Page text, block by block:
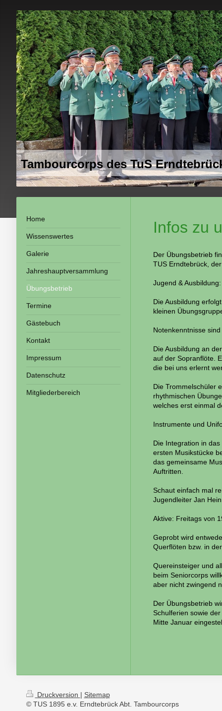
Tambourcorps des TuS
Home
Wissenswertes
Galerie
Jahreshauptversammlung
Übungsbetrieb
Termine
Gästebuch
Kontakt
Impressum
Datenschutz
Mitgliederbereich
Infos zu
Der Übungsbetrieb
TUS Erndtebrück,
Jugend &
Die Ausbildung
kleinen
Notenkenntnisse
Die Ausbildung an
auf der Sopranflöte.
die bei uns erlernt
Die Trommelschüler
rhythmischen
welches erst einmal
Instrumente und
Die Integration in
ersten Musikstücke
das gemeinsame
Auftritten.
Schaut einfach mal
Jugendleiter Jan
Aktive: Freitags von
Geprobt wird
Querflöten bzw. in
Quereinsteiger und
beim Seniorcorps
aber nicht zwingend
Der Übungsbetrieb
Schulferien sowie
Mitte Januar
Druckversion | Sitemap
© TUS 1895 e.v. Erndtebrück Abt. Tambourcorps